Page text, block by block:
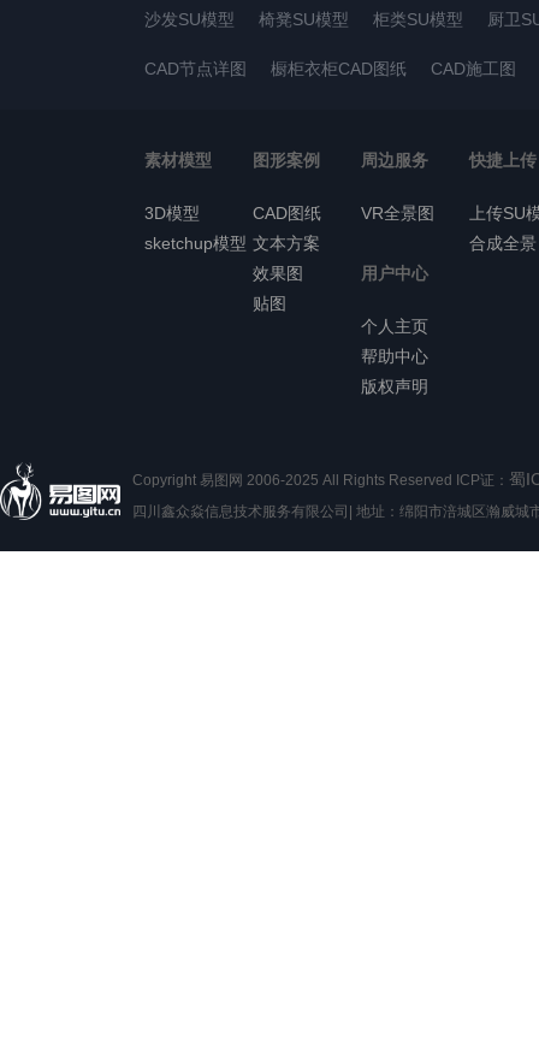
沙发SU模型 椅凳SU模型 柜类SU模型 厨卫
CAD节点详图 橱柜衣柜CAD图纸 CAD施工图
素材模型
3D模型
sketchup模型
图形案例
CAD图纸
文本方案
效果图
贴图
周边服务
VR全景图
快捷上传
上传SU
合成全景
用户中心
个人主页
帮助中心
版权声明
Copyright 易图网 2006-2025 All Rights Reserved ICP证： 蜀
四川鑫众焱信息技术服务有限公司| 地址：绵阳市涪城区瀚威城